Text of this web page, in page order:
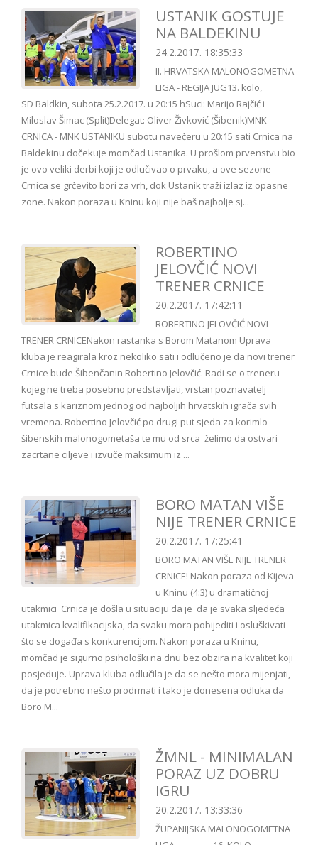
USTANIK GOSTUJE
NA BALDEKINU
24.2.2017. 18:35:33
II. HRVATSKA MALONOGOMETNA
LIGA - REGIJA JUG13. kolo,
SD Baldkin, subota 25.2.2017. u 20:15 hSuci: Marijo Rajčić i
Miloslav Šimac (Split)Delegat: Oliver Živković (Šibenik)MNK
CRNICA - MNK USTANIKU subotu navečeru u 20:15 sati Crnica na
Baldekinu dočekuje momčad Ustanika. U prošlom prvenstvu bio
je ovo veliki derbi koji je odlučivao o prvaku, a ove sezone
Crnica se grčevito bori za vrh, dok Ustanik traži izlaz iz opasne
zone. Nakon poraza u Kninu koji nije baš najbolje sj...
ROBERTINO
JELOVČIĆ NOVI
TRENER CRNICE
20.2.2017. 17:42:11
ROBERTINO JELOVČIĆ NOVI
TRENER CRNICENakon rastanka s Borom Matanom Uprava
kluba je reagirala kroz nekoliko sati i odlučeno je da novi trener
Crnice bude Šibenčanin Robertino Jelovčić. Radi se o treneru
kojeg ne treba posebno predstavljati, vrstan poznavatelj
futsala s kariznom jednog od najboljih hrvatskih igrača svih
vremena. Robertino Jelovčić po drugi put sjeda za korimlo
šibenskih malonogometaša te mu od srca želimo da ostvari
zacrtane ciljeve i izvuče maksimum iz ...
BORO MATAN VIŠE
NIJE TRENER CRNICE
20.2.2017. 17:25:41
BORO MATAN VIŠE NIJE TRENER
CRNICE! Nakon poraza od Kijeva
u Kninu (4:3) u dramatičnoj
utakmici Crnica je došla u situaciju da je da je svaka sljedeća
utakmica kvalifikacijska, da svaku mora pobijediti i osluškivati
što se događa s konkurencijom. Nakon poraza u Kninu,
momčad je sigurno psihološki na dnu bez obzira na kvalitet koji
posjeduje. Uprava kluba odlučila je da se nešto mora mijenjati,
da je potrebno nešto prodrmati i tako je donesena odluka da
Boro M...
ŽMNL - MINIMALAN
PORAZ UZ DOBRU
IGRU
20.2.2017. 13:33:36
ŽUPANIJSKA MALONOGOMETNA